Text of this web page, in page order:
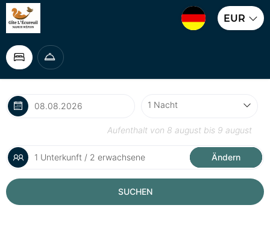
EUR
Aufenthalt von 8 august bis 9 august
1 Unterkunft / 2 erwachsene Ändern